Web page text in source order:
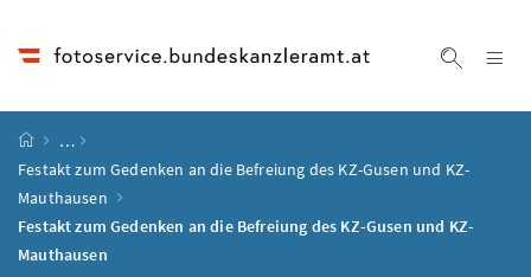
Startseite
…
Festakt zum Gedenken an die Befreiung des KZ-Gusen und KZ-
Mauthausen
Festakt zum Gedenken an die Befreiung des KZ-Gusen und KZ-
Mauthausen